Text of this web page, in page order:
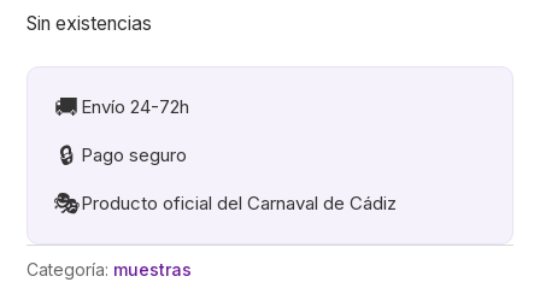
Sin existencias
🚚 Envío 24-72h
🔒 Pago seguro
🎭Producto oficial del Carnaval de Cádiz
Categoría: muestras